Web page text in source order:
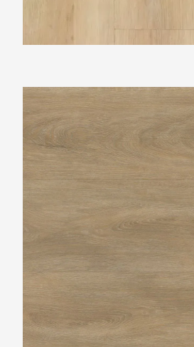
Ambiant Robusto Natural Oak